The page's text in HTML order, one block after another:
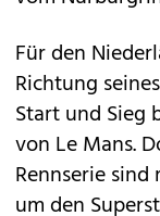
Für den
Richtung
Start und Sieg
von Le Mans.
Rennserie
um den